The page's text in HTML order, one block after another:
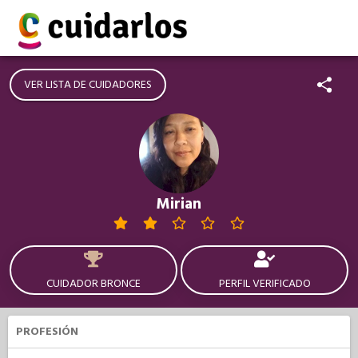
VER LISTA DE CUIDADORES
Mirian
CUIDADOR BRONCE PERFIL VERIFICADO
PROFESIÓN